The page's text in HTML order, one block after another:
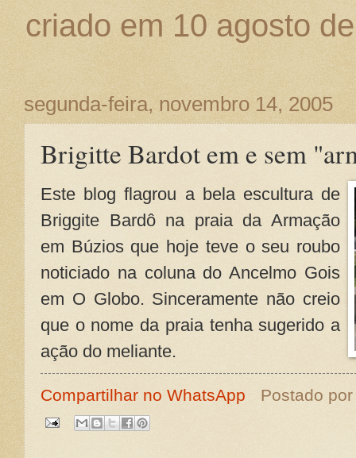
criado em 10 agosto
segunda-feira, novembro 14, 2005
Brigitte Bardot em e sem
Este blog flagrou a bela escultura de
Briggite Bardô na praia da Armação
em Búzios que hoje teve o seu roubo
noticiado na coluna do Ancelmo Gois
em O Globo. Sinceramente não creio
que o nome da praia tenha sugerido a
ação do meliante.
Compartilhar no WhatsApp Postado